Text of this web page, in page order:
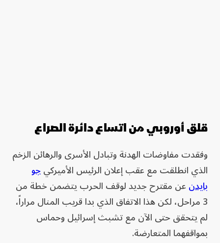
قلق أوروبي من اتساع دائرة الصراع
وفقدت مفاوضات الهدنة وتبادل الأسرى والرهائن الزخم
الذي انطلقت مع عقب إعلان الرئيس الأميركيجو
بايدنعن مقترح جديد لوقف الحرب يتضمن خطة من
3 مراحل، لكن هذا الاتفاق الذي بدا قريب المنال مراراً،
لم يتحقق حتى الآن مع تشبث إسرائيل وحماس
بمواقفهما المتعارضة.